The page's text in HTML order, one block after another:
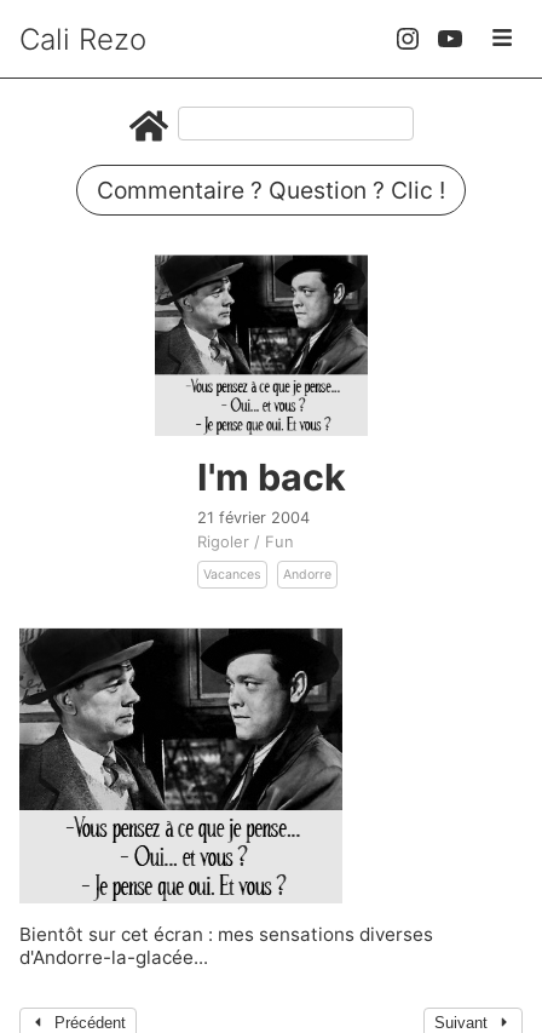
Cali Rezo
Commentaire ? Question ? Clic !
I'm back
21 février 2004
Rigoler / Fun
Vacances Andorre
Bientôt sur cet écran : mes sensations diverses
d'Andorre-la-glacée...
Précédent Suivant